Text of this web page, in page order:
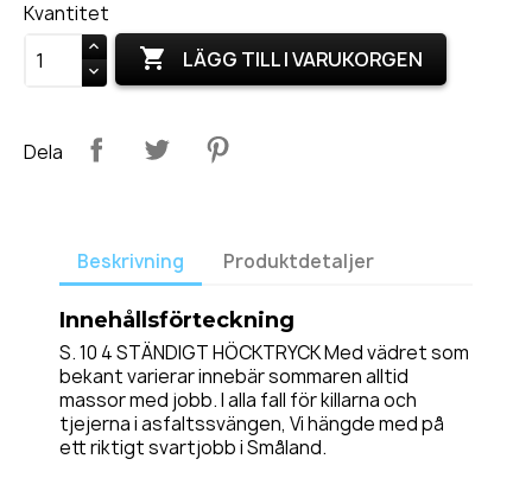
Kvantitet
 LÄGG TILL I VARUKORGEN
Dela
Beskrivning Produktdetaljer
Innehållsförteckning
S. 10 4 STÄNDIGT HÖCKTRYCK Med vädret som
bekant varierar innebär sommaren alltid
massor med jobb. I alla fall för killarna och
tjejerna i asfaltssvängen, Vi hängde med på
ett riktigt svartjobb i Småland.